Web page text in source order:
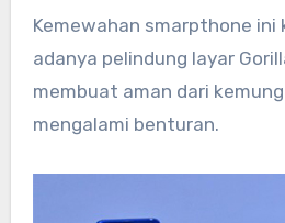
Kemewahan smarpthone ini
adanya pelindung layar
membuat aman dari
mengalami benturan.